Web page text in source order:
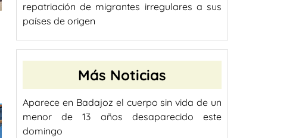
repatriación de migrantes irregulares a sus
países de origen
Más Noticias
Aparece en Badajoz el cuerpo sin vida de un
menor de 13 años desaparecido este
domingo